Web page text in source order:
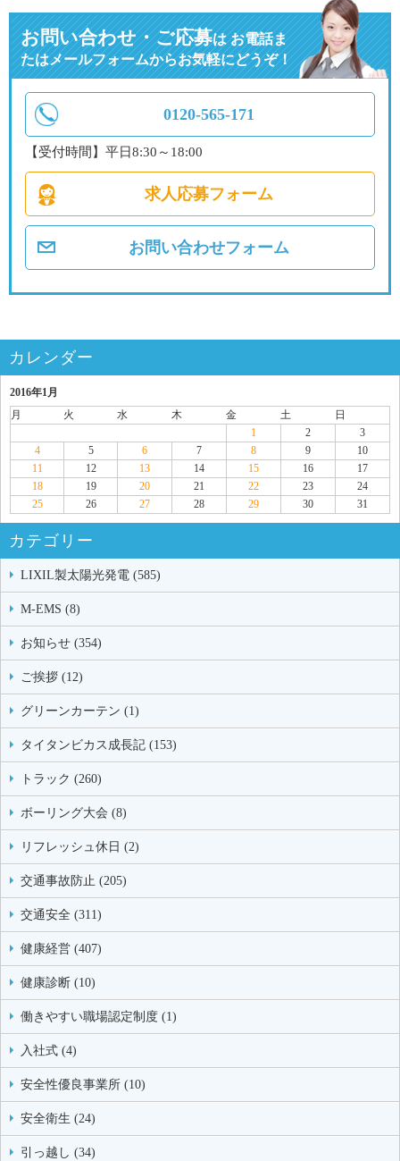
お問い合わせ・ご応募はお電話ま
たはメールフォームからお気軽にどうぞ！
0120-565-171
【受付時間】平日8:30～18:00
求人応募フォーム
お問い合わせフォーム
カレンダー
2016年1月
月
火 水 木 金 土
日
1
2
3
4
5 6 7 8 9
10
11
12 13 14 15 16
17
18
19 20 21 22 23
24
25
26 27 28 29 30 31
カテゴリー
LIXIL製太陽光発電 (585)
M-EMS (8)
お知らせ (354)
ご挨拶 (12)
グリーンカーテン (1)
タイタンビカス成長記 (153)
トラック (260)
ボーリング大会 (8)
リフレッシュ休日 (2)
交通事故防止 (205)
交通安全 (311)
健康経営 (407)
健康診断 (10)
働きやすい職場認定制度 (1)
入社式 (4)
安全性優良事業所 (10)
安全衛生 (24)
引っ越し (34)